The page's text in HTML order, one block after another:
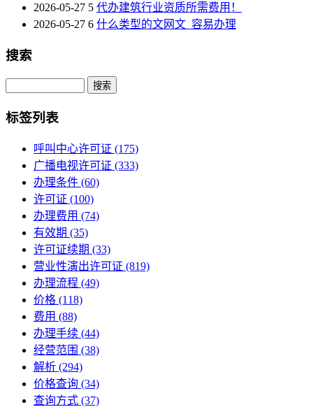
2026-05-27 5 代办建筑行业资质所需费用！
2026-05-27 6 什么类型的文网文_容易办理
搜索
Search
标签列表
呼叫中心许可证 (175)
广播电视许可证 (333)
办理条件 (60)
许可证 (100)
办理费用 (74)
有效期 (35)
许可证续期 (33)
营业性演出许可证 (819)
办理流程 (49)
价格 (118)
费用 (88)
办理手续 (44)
经营范围 (38)
解析 (294)
价格查询 (34)
查询方式 (37)